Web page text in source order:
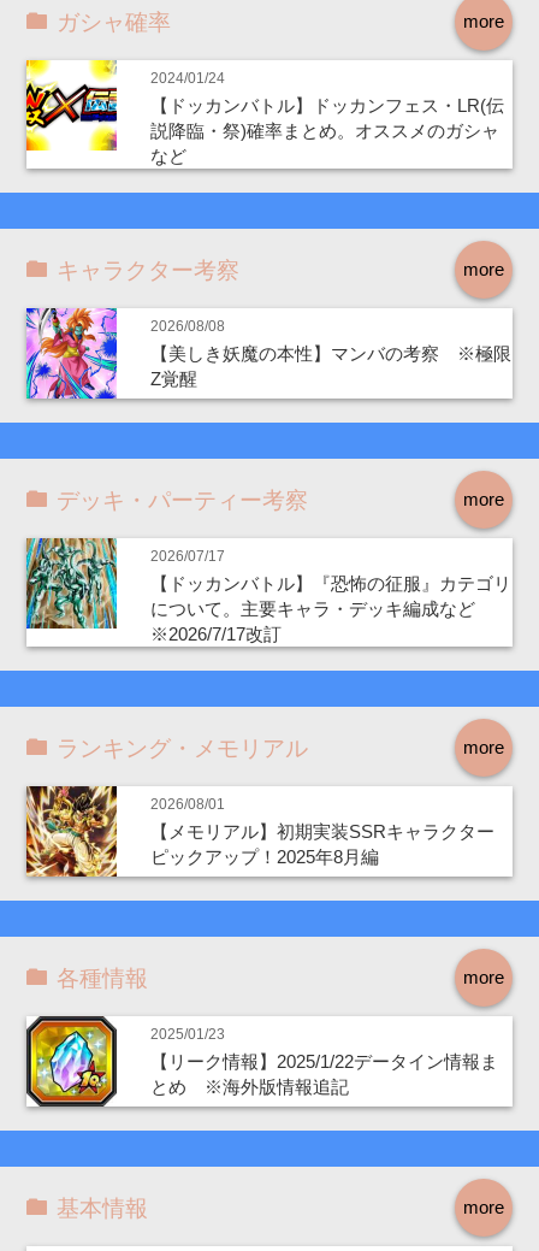
more
ガシャ確率
2024/01/24
【ドッカンバトル】ドッカンフェス・LR(伝
説降臨・祭)確率まとめ。オススメのガシャ
など
more
キャラクター考察
2026/08/08
【美しき妖魔の本性】マンバの考察 ※極限
Z覚醒
more
デッキ・パーティー考察
2026/07/17
【ドッカンバトル】『恐怖の征服』カテゴリ
について。主要キャラ・デッキ編成など
※2026/7/17改訂
more
ランキング・メモリアル
2026/08/01
【メモリアル】初期実装SSRキャラクター
ピックアップ！2025年8月編
more
各種情報
2025/01/23
【リーク情報】2025/1/22データイン情報ま
とめ ※海外版情報追記
more
基本情報